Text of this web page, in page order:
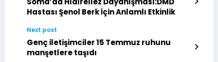
Hastası Şenol Berk İçin Anlamlı Etkinlik
Next post
Genç iletişimciler 15 Temmuz ruhunu
manşetlere taşıdı